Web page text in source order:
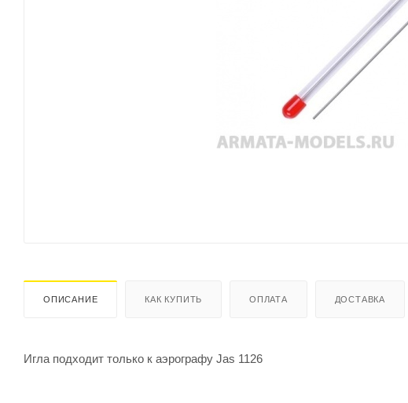
ОПИСАНИЕ КАК КУПИТЬ ОПЛАТА ДОСТАВКА
Игла подходит только к аэрографу Jas 1126